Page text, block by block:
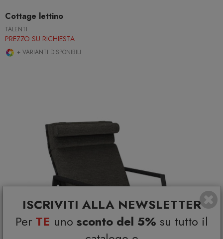
ISCRIVITI ALLA NEWSLETTER
Per TE uno sconto del 5% su tutto il
Cottage lettino
TALENTI
PREZZO SU RICHIESTA
+ VARIANTI DISPONIBILI